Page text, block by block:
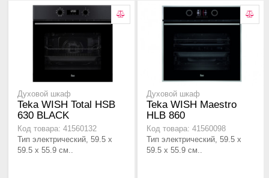
Духовой шкаф
Teka WISH Total HSB
630 BLACK
Код товара: 41560132
Тип электрический, 59.5 х
59.5 x 55.9 см..
Духовой шкаф
Teka WISH Maestro
HLB 860
Код товара: 41560098
Тип электрический, 59.5 х
59.5 x 55.9 см..